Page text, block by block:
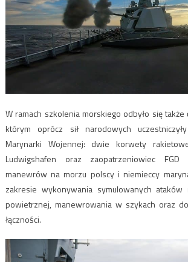
W ramach szkolenia morskiego odbyło się także
którym oprócz sił narodowych
Marynarki Wojennej: dwie korwety
Ludwigshafen oraz zaopatrzeniowiec
manewrów na morzu polscy i niemieccy
zakresie wykonywania symulowanych
powietrznej, manewrowania w szykach oraz
łączności.